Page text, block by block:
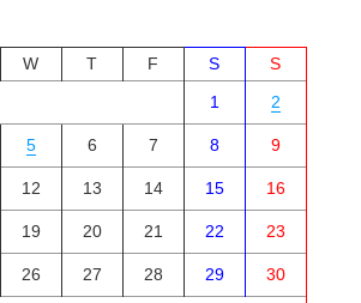
W T F S
S
1
2
5 6 7 8 9
12 13 14 15 16
19 20 21 22 23
26 27 28 29 30